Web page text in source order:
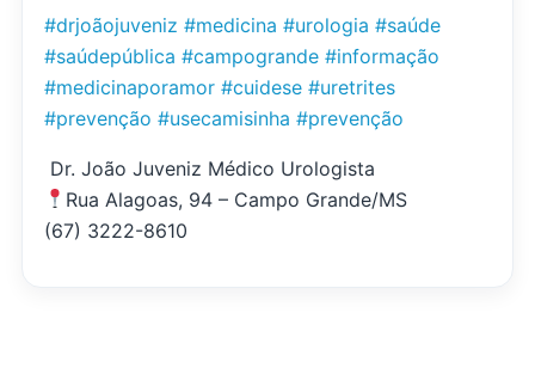
#drjoãojuveniz #medicina #urologia #saúde
#saúdepública #campogrande #informação
#medicinaporamor #cuidese #uretrites
#prevenção #usecamisinha #prevenção
Dr. João Juveniz Médico Urologista
Rua Alagoas, 94 – Campo Grande/MS
(67) 3222-8610